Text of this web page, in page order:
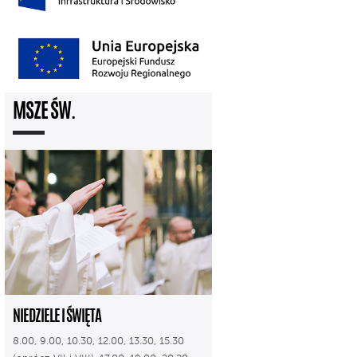
MSZE ŚW.
NIEDZIELE I ŚWIĘTA
8.00, 9.00, 10.30, 12.00, 13.30, 15.30